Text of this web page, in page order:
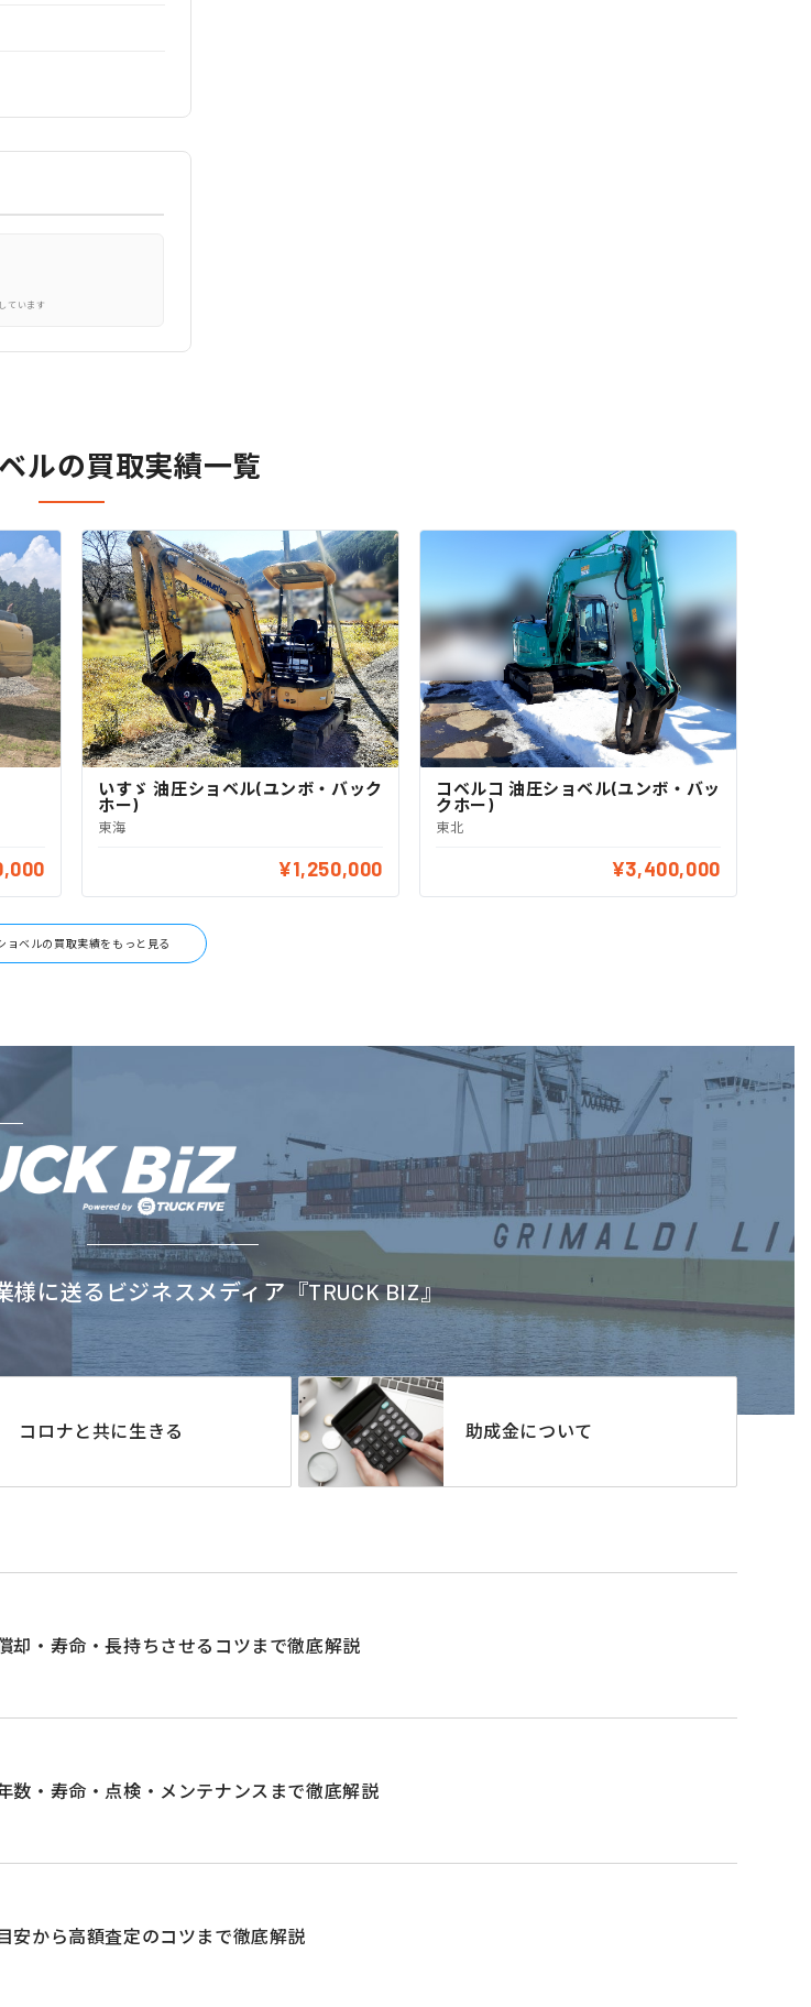
ています
ルの買取実績一覧
いすゞ 油圧ショベル(ユンボ・バック
ホー)
東海
¥1,250,000
コベルコ 油圧ショベル(ユンボ・バッ
クホー)
東北
¥3,400,000
ョベルの買取実績をもっと見る
様に送るビジネスメディア『TRUCK BIZ』
コロナと共に生きる 助成金について
却・寿命・長持ちさせるコツまで徹底解説
数・寿命・点検・メンテナンスまで徹底解説
安から高額査定のコツまで徹底解説